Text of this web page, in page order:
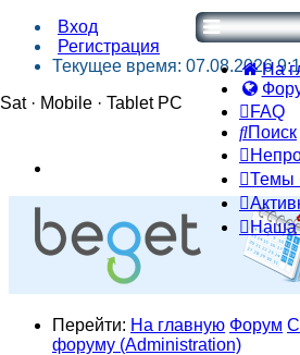
На
FAQ
Поиск
Темы
Наша
Вход
Регистрация
Текущее время: 07.08.2026
Sat · Mobile · Tablet PC
Перейти: На главную Форум
форуму (Administration)